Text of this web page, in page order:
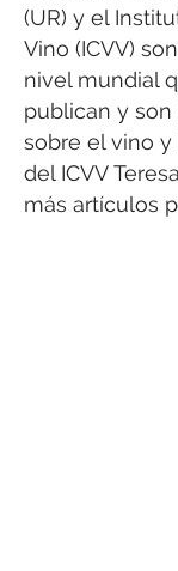
(UR) y el
Vino (ICVV)
nivel mundial
publican y
sobre el vino
del ICVV
más artículos